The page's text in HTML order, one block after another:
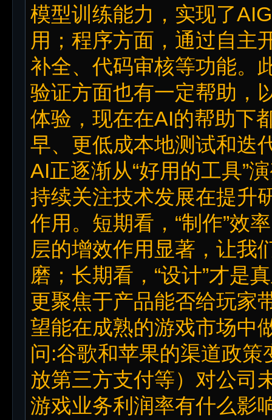
模型训练能力，实现了
用；程序方面，通过自主
补全、代码审核等功能。
验证方面也有一定帮助，
体验，现在在AI的帮助下
早、更低成本地测试和迭
AI正逐渐从“好用的工具”
持续关注技术发展在提升
作用。短期看，“制作”效
层的增效作用显著，让我
磨；长期看，“设计”才是
更聚焦于产品能否给玩家
望能在成熟的游戏市场中
问:谷歌和苹果的渠道政
放第三方支付等）对公司
游戏业务利润率有什么影